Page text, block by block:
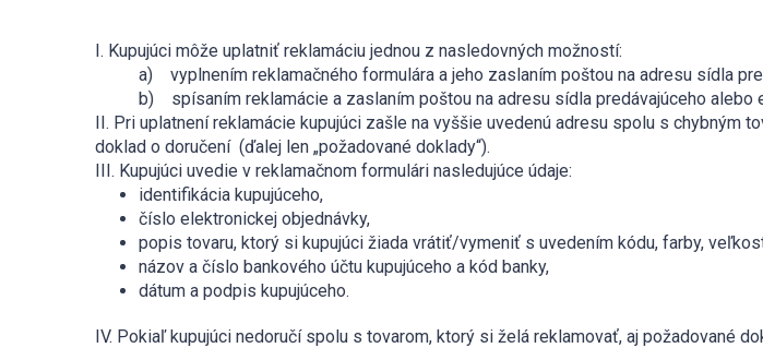
I. Kupujúci môže uplatniť reklamáciu jednou z nasledovných možností:
a) vyplnením reklamačného formulára a jeho zaslaním poštou na adresu sídla
b) spísaním reklamácie a zaslaním poštou na adresu sídla predávajúceho alebo
II. Pri uplatnení reklamácie kupujúci zašle na vyššie uvedenú adresu spolu s chybným
doklad o doručení (ďalej len „požadované doklady“).
III. Kupujúci uvedie v reklamačnom formulári nasledujúce údaje:
identifikácia kupujúceho,
číslo elektronickej objednávky,
popis tovaru, ktorý si kupujúci žiada vrátiť/vymeniť s uvedením kódu, farby,
názov a číslo bankového účtu kupujúceho a kód banky,
dátum a podpis kupujúceho.
IV. Pokiaľ kupujúci nedoručí spolu s tovarom, ktorý si želá reklamovať, aj požadované